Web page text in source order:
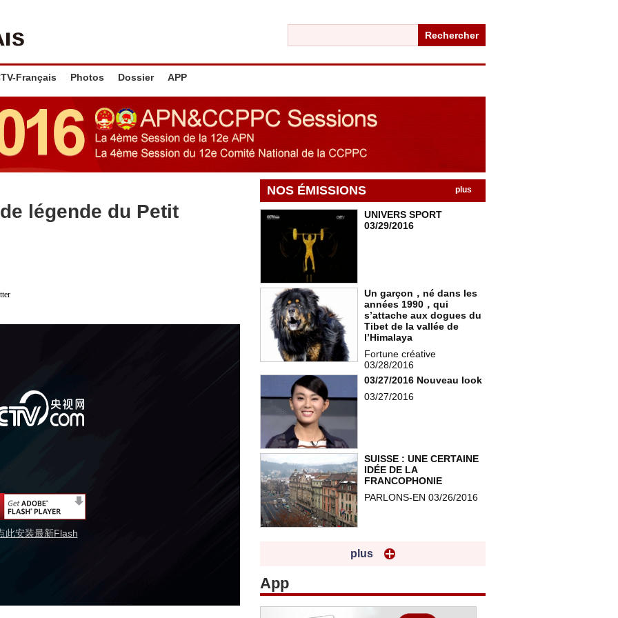
Rechercher
Français Photos Dossier APP
légende du Petit
此安装最新Flash
NOS ÉMISSIONS plus
UNIVERS SPORT
03/29/2016
Un garçon，né dans les
années 1990，qui
s’attache aux dogues du
Tibet de la vallée de
l’Himalaya
Fortune créative
03/28/2016
03/27/2016 Nouveau look
03/27/2016
SUISSE : UNE CERTAINE
IDÉE DE LA
FRANCOPHONIE
PARLONS-EN 03/26/2016
plus
App